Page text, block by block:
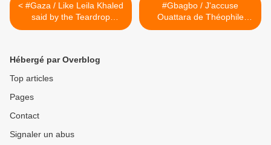
< #Gaza / Like Leila Khaled
said by the Teardrop
Explodes (2) (#1981)
#Gbagbo / J'accuse
Ouattara de Théophile
Kouamouo lu par Protche >
Hébergé par Overblog
Top articles
Pages
Contact
Signaler un abus